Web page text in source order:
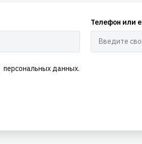
Телефон или
персональных данных.